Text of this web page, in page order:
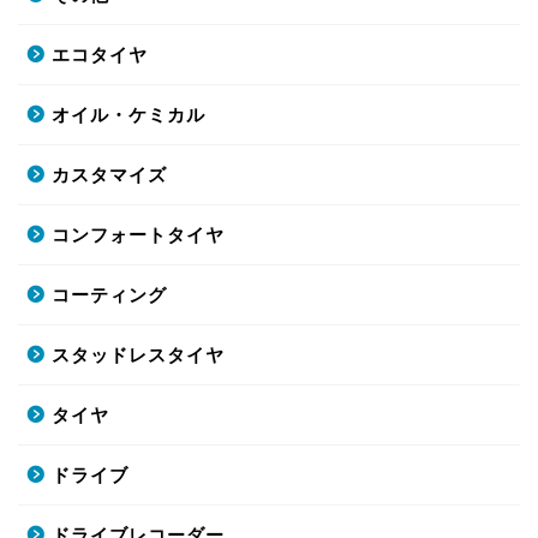
エコタイヤ
オイル・ケミカル
カスタマイズ
コンフォートタイヤ
コーティング
スタッドレスタイヤ
タイヤ
ドライブ